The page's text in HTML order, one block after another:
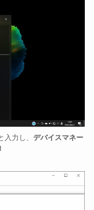
入力し、 デバイスマネー